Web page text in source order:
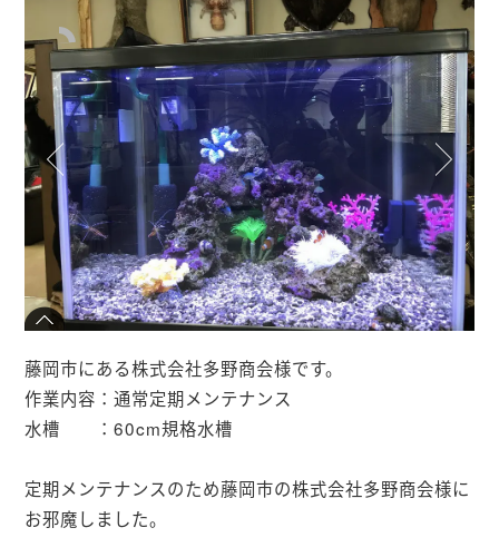
藤岡市にある株式会社多野商会様です。
作業内容：通常定期メンテナンス
水槽 ：60cm規格水槽
定期メンテナンスのため藤岡市の株式会社多野商会様に
お邪魔しました。